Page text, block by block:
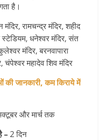
है।
मंदिर, रामचन्द्र मंदिर, शहीद
स्टेडियम, धनेश्वर मंदिर, संत
मंदिर, बरनवापारा
चंपेश्वर महादेव शिव मंदिर
की जानकारी, कम किराये में
और मार्च तक
–2 दिन